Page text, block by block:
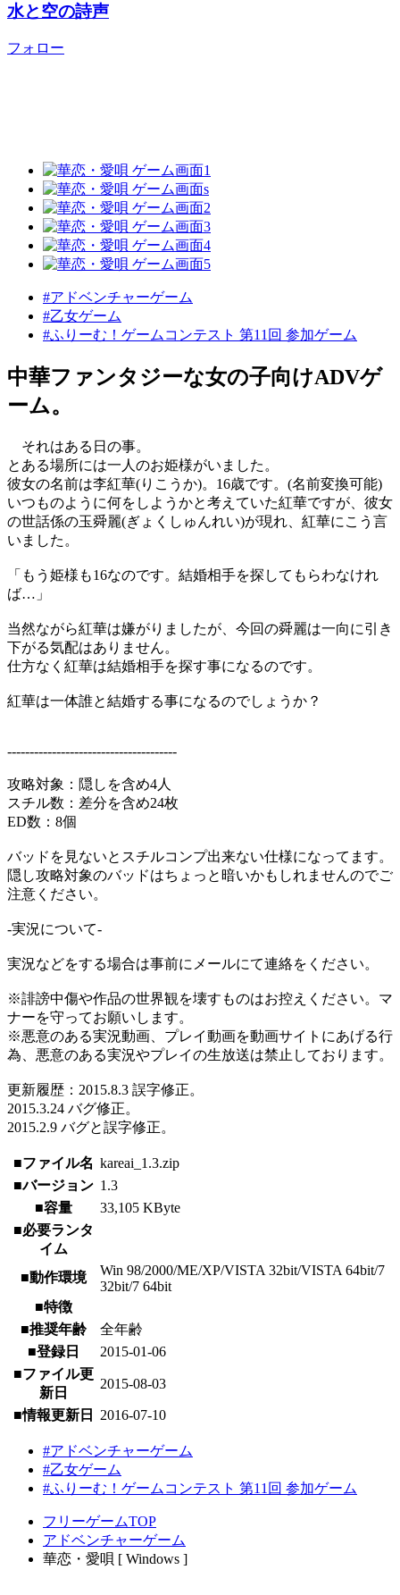
水と空の詩声
フォロー
#アドベンチャーゲーム
#乙女ゲーム
#ふりーむ！ゲームコンテスト 第11回 参加ゲーム
中華ファンタジーな女の子向けADVゲ
ーム。
それはある日の事。
とある場所には一人のお姫様がいました。
彼女の名前は李紅華(りこうか)。16歳です。(名前変換可能)
いつものように何をしようかと考えていた紅華ですが、彼女
の世話係の玉舜麗(ぎょくしゅんれい)が現れ、紅華にこう言
いました。
「もう姫様も16なのです。結婚相手を探してもらわなけれ
ば…」
当然ながら紅華は嫌がりましたが、今回の舜麗は一向に引き
下がる気配はありません。
仕方なく紅華は結婚相手を探す事になるのです。
紅華は一体誰と結婚する事になるのでしょうか？
--------------------------------------
攻略対象：隠しを含め4人
スチル数：差分を含め24枚
ED数：8個
バッドを見ないとスチルコンプ出来ない仕様になってます。
隠し攻略対象のバッドはちょっと暗いかもしれませんのでご
注意ください。
-実況について-
実況などをする場合は事前にメールにて連絡をください。
※誹謗中傷や作品の世界観を壊すものはお控えください。マ
ナーを守ってお願いします。
※悪意のある実況動画、プレイ動画を動画サイトにあげる行
為、悪意のある実況やプレイの生放送は禁止しております。
更新履歴：2015.8.3 誤字修正。
2015.3.24 バグ修正。
2015.2.9 バグと誤字修正。
■ファイル名 kareai_1.3.zip
■バージョン 1.3
■容量
33,105 KByte
■必要ランタ
イム
■動作環境
Win 98/2000/ME/XP/VISTA 32bit/VISTA 64bit/7
32bit/7 64bit
■特徴
■推奨年齢
全年齢
■登録日
2015-01-06
■ファイル更
新日
2015-08-03
■情報更新日 2016-07-10
#アドベンチャーゲーム
#乙女ゲーム
#ふりーむ！ゲームコンテスト 第11回 参加ゲーム
フリーゲームTOP
アドベンチャーゲーム
華恋・愛唄 [ Windows ]